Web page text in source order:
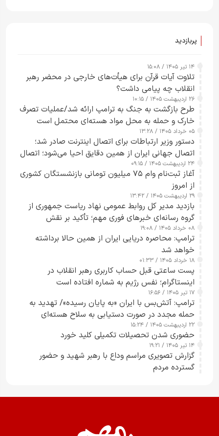
پربازدید
۱۴ تیر ۱۴۰۵ / ۱۵:۰۸
تلاوت آیات قرآن برای هیأت‌های خارجی در محضر رهبر
انقلاب چه پیامی داشت؟
۲۶ اردیبهشت ۱۴۰۵ / ۱۰:۱۵
طرح‌ بازگشت به جنگ به ترامپ ارائه شد/عملیات تصرف
خارک و حمله به محل مواد هسته‌ای محتمل است
۰۵ خرداد ۱۴۰۵ / ۱۳:۲۸
دستور وزیر ارتباطات برای اتصال اینترنت صادر شد؛
اتصال جهانی ایران از همین دقایق احیا می‌شود؛ اتصال
کامل مردم تا ۲۴ ساعت آینده
۲۴ اردیبهشت ۱۴۰۵ / ۰۹:۱۵
آغاز ثبت‌نام وام ۷۵ میلیون تومانی بازنشستگان کشوری
از امروز
۲۹ اردیبهشت ۱۴۰۵ / ۱۳:۴۲
بازدید مدیر کل روابط عمومی نهاد ریاست جمهوری از
گروه رسانه‌ای خبرهای فوری مهم؛ تأکید بر نقش
رسانه‌های هوشمند و مسئول در ارتقای آگاهی عمومی
۰۸ خرداد ۱۴۰۵ / ۱۹:۰۸
ترامپ: محاصره دریایی ایران از همین حالا برداشته
خواهد شد
۱۸ خرداد ۱۴۰۵ / ۰۱:۳۳
پست ساعتی قبل حساب کاربری رهبر انقلاب در
اینستاگرام؛ نفس رژیم به شماره افتاده است​
۱۷ تیر ۱۴۰۵ / ۱۶:۵۶
ترامپ: آتش‌بس با ایران «به پایان رسیده»/ تهدید به
حمله مجدد در صورت دستیابی به سلاح هسته‌ای
۲۲ اردیبهشت ۱۴۰۵ / ۱۵:۲۴
حضوری شدن تحصیلات تکمیلی کلید خورد
۱۴ تیر ۱۴۰۵ / ۱۹:۲۱
گزارش تصویری مراسم وداع با رهبر شهید و حضور
گسترده مردم